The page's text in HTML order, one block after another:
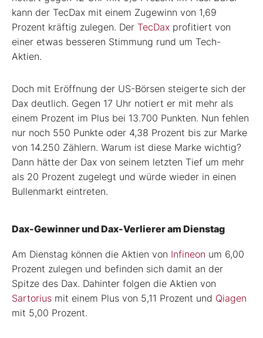
kann der TecDax mit einem Zugewinn von 1,69
Prozent kräftig zulegen. Der TecDax profitiert von
einer etwas besseren Stimmung rund um Tech-
Aktien.
Doch mit Eröffnung der US-Börsen steigerte sich der
Dax deutlich. Gegen 17 Uhr notiert er mit mehr als
einem Prozent im Plus bei 13.700 Punkten. Nun fehlen
nur noch 550 Punkte oder 4,38 Prozent bis zur Marke
von 14.250 Zählern. Warum ist diese Marke wichtig?
Dann hätte der Dax von seinem letzten Tief um mehr
als 20 Prozent zugelegt und würde wieder in einen
Bullenmarkt eintreten.
Dax-Gewinner und Dax-Verlierer am Dienstag
Am Dienstag können die Aktien von Infineon um 6,00
Prozent zulegen und befinden sich damit an der
Spitze des Dax. Dahinter folgen die Aktien von
Sartorius mit einem Plus von 5,11 Prozent und Qiagen
mit 5,00 Prozent.